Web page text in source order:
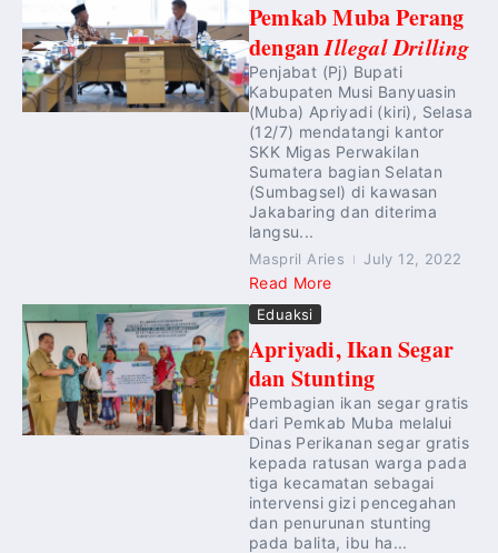
Pemkab Muba Perang
denganIllegal Drilling
Penjabat (Pj) Bupati
Kabupaten Musi Banyuasin
(Muba) Apriyadi (kiri), Selasa
(12/7) mendatangi kantor
SKK Migas Perwakilan
Sumatera bagian Selatan
(Sumbagsel) di kawasan
Jakabaring dan diterima
langsu...
Maspril Aries July 12, 2022
Read More
Eduaksi
Apriyadi, Ikan Segar
dan Stunting
Pembagian ikan segar gratis
dari Pemkab Muba melalui
Dinas Perikanan segar gratis
kepada ratusan warga pada
tiga kecamatan sebagai
intervensi gizi pencegahan
dan penurunan stunting
pada balita, ibu ha...